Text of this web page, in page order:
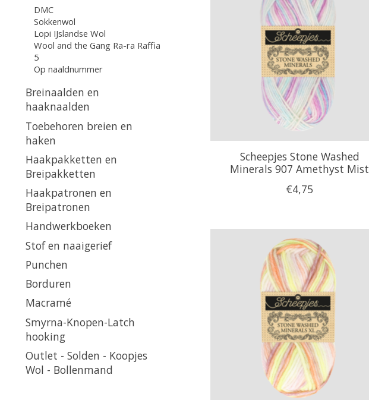
DMC
Sokkenwol
Lopi IJslandse Wol
Wool and the Gang Ra-ra Raffia
5
Op naaldnummer
Breinaalden en
haaknaalden
Toebehoren breien en
haken
Haakpakketten en
Breipakketten
Haakpatronen en
Breipatronen
Handwerkboeken
Stof en naaigerief
Punchen
Borduren
Macramé
Smyrna-Knopen-Latch
hooking
Outlet - Solden - Koopjes
Wol - Bollenmand
Scheepjes Stone Washed
Minerals 907 Amethyst Mist
€4,75